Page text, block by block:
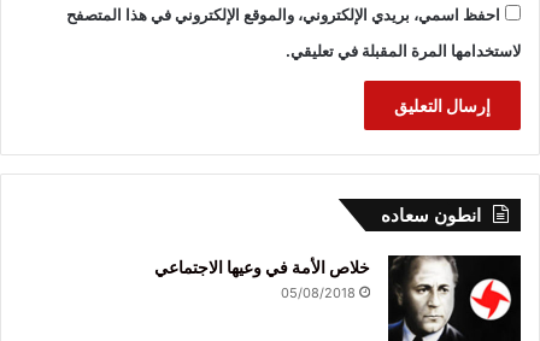
احفظ اسمي، بريدي الإلكتروني، والموقع الإلكتروني في هذا المتصفح
لاستخدامها المرة المقبلة في تعليقي.
انطون سعاده
خلاص الأمة في وعيها الاجتماعي
05/08/2018